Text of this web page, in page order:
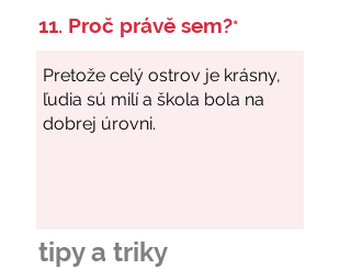
11. Proč právě sem?*
tipy a triky